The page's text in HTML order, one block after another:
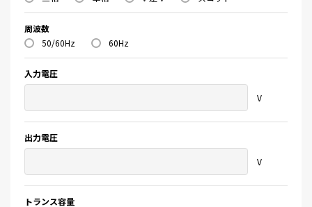
周波数
50/60Hz
60Hz
入力電圧
V
出力電圧
V
トランス容量